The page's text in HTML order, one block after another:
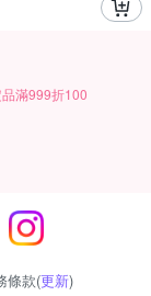
滿999折100
條款(更新)